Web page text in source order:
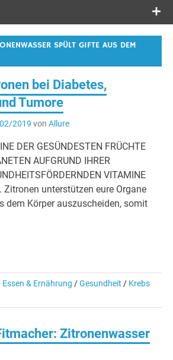
SPÜLT GIFTE AUS DEM
bei Diabetes,
Tumore
2019 von Allure
DER GESÜNDESTEN FRÜCHTE
AUFGRUND IHRER
VITAMINE
Zitronen unterstützen eure Organe
dem Körper auszuscheiden, somit
Essen & Ernährung /Gesundheit / Krebs
Zitronenwasser